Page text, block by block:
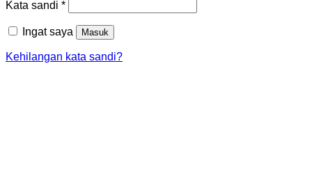
Kata sandi *Wajib
Ingat saya Masuk
Kehilangan kata sandi?